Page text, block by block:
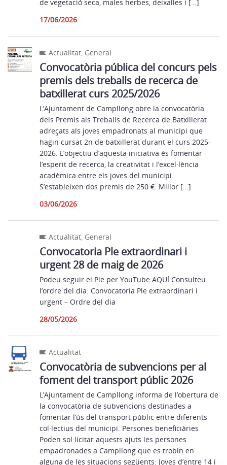
de vegetació seca, males herbes, deixalles i […]
17/06/2026
Actualitat, General
Convocatòria pública del concurs pels
premis dels treballs de recerca de
batxillerat curs 2025/2026
L’Ajuntament de Campllong obre la convocatòria
dels Premis als Treballs de Recerca de Batxillerat
adreçats als joves empadronats al municipi que
hagin cursat 2n de batxillerat durant el curs 2025-
2026. L’objectiu d’aquesta iniciativa és fomentar
l’esperit de recerca, la creativitat i l’excel·lència
acadèmica entre els joves del municipi.
S’estableixen dos premis de 250 €: Millor […]
03/06/2026
Actualitat, General
Convocatoria Ple extraordinari i
urgent 28 de maig de 2026
Podeu seguir el Ple per YouTube AQUÍ Consulteu
l’ordre del dia: Convocatoria Ple extraordinari i
urgent – Ordre del dia
28/05/2026
Actualitat
Convocatòria de subvencions per al
foment del transport públic 2026
L’Ajuntament de Campllong informa de l’obertura de
la convocatòria de subvencions destinades a
fomentar l’ús del transport públic entre diferents
col·lectius del municipi. Persones beneficiàries
Poden sol·licitar aquests ajuts les persones
empadronades a Campllong que es trobin en
alguna de les situacions següents: Joves d’entre 14 i